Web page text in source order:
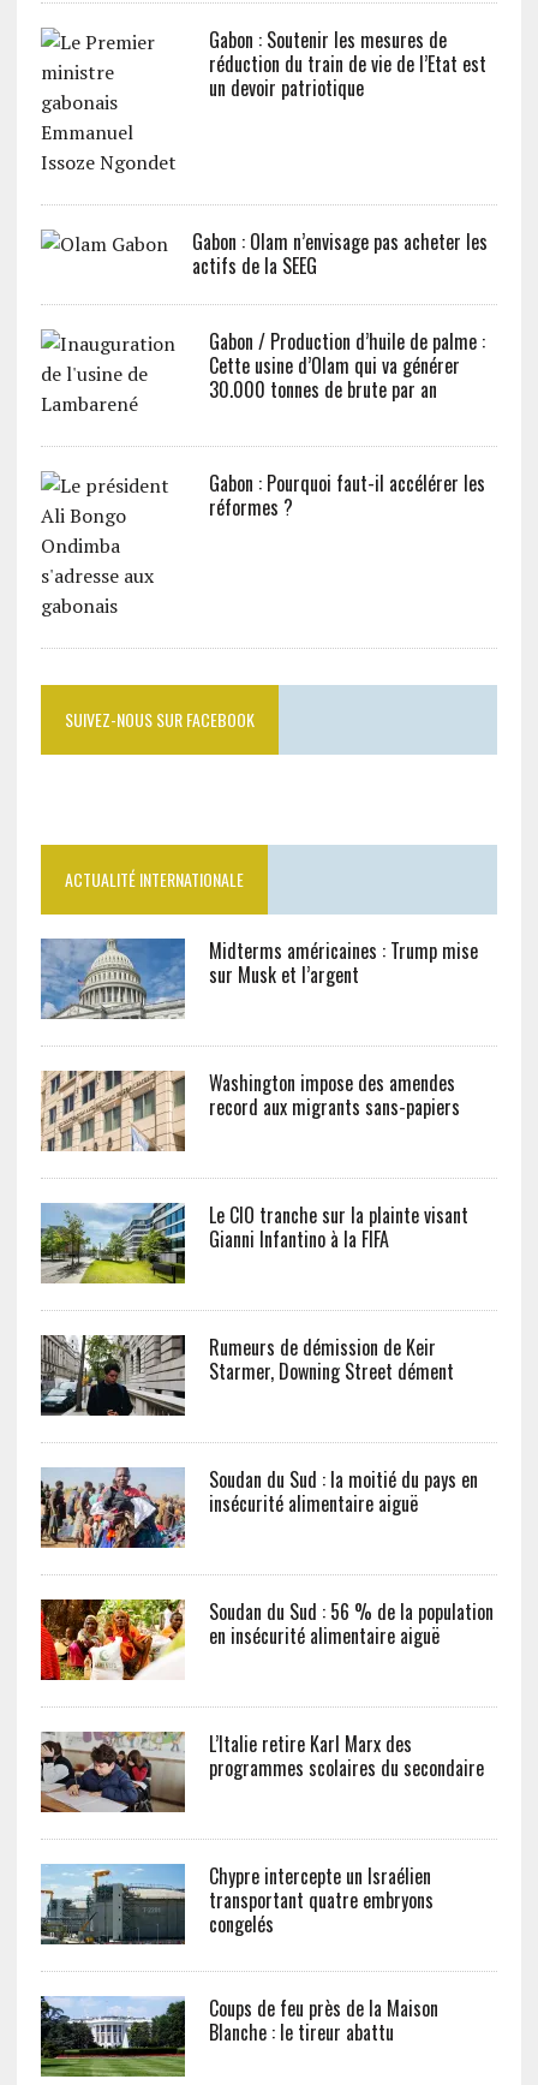
Gabon : Soutenir les mesures de
réduction du train de vie de l’Etat est
un devoir patriotique
Gabon : Olam n’envisage pas acheter les
actifs de la SEEG
Gabon / Production d’huile de palme :
Cette usine d’Olam qui va générer
30.000 tonnes de brute par an
Gabon : Pourquoi faut-il accélérer les
réformes ?
SUIVEZ-NOUS SUR FACEBOOK
ACTUALITÉ INTERNATIONALE
Midterms américaines : Trump mise
sur Musk et l’argent
Washington impose des amendes
record aux migrants sans-papiers
Le CIO tranche sur la plainte visant
Gianni Infantino à la FIFA
Rumeurs de démission de Keir
Starmer, Downing Street dément
Soudan du Sud : la moitié du pays en
insécurité alimentaire aiguë
Soudan du Sud : 56 % de la population
en insécurité alimentaire aiguë
L’Italie retire Karl Marx des
programmes scolaires du secondaire
Chypre intercepte un Israélien
transportant quatre embryons
congelés
Coups de feu près de la Maison
Blanche : le tireur abattu